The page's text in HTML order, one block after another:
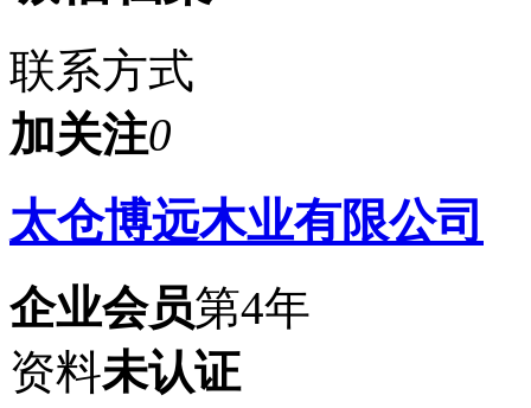
联系方式
加关注0
太仓博远木业有限公司
企业会员第4年
资料未认证